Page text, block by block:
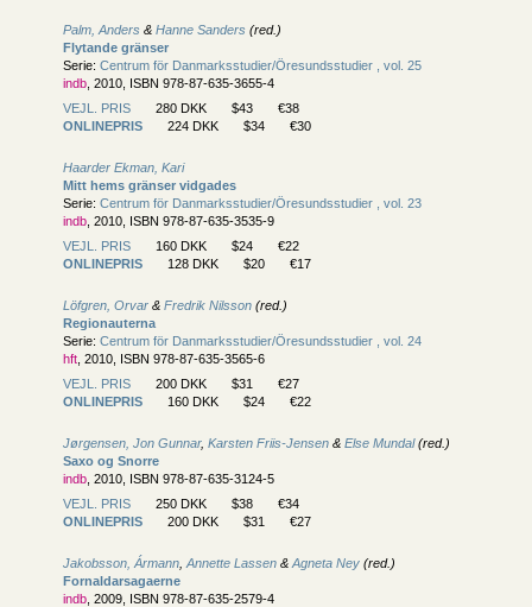
Palm, Anders & Hanne Sanders (red.)
Flytande gränser
Serie: Centrum för Danmarksstudier/Öresundsstudier , vol. 25
indb , 2010, ISBN 978-87-635-3655-4
VEJL. PRIS
280 DKK $43
€38
ONLINEPRIS
224 DKK $34 €30
Haarder Ekman, Kari
Mitt hems gränser vidgades
Serie: Centrum för Danmarksstudier/Öresundsstudier , vol. 23
indb , 2010, ISBN 978-87-635-3535-9
VEJL. PRIS
160 DKK $24
€22
ONLINEPRIS
128 DKK $20 €17
Löfgren, Orvar & Fredrik Nilsson (red.)
Regionauterna
Serie: Centrum för Danmarksstudier/Öresundsstudier , vol. 24
hft , 2010, ISBN 978-87-635-3565-6
VEJL. PRIS
200 DKK $31
€27
ONLINEPRIS
160 DKK $24 €22
Jørgensen, Jon Gunnar, Karsten Friis-Jensen & Else Mundal(red.)
Saxo og Snorre
indb , 2010, ISBN 978-87-635-3124-5
VEJL. PRIS
250 DKK $38
€34
ONLINEPRIS
200 DKK $31 €27
Jakobsson, Ármann Annette Lassen & Agneta Ney (red.)
Fornaldarsagaerne
indb , 2009, ISBN 978-87-635-2579-4